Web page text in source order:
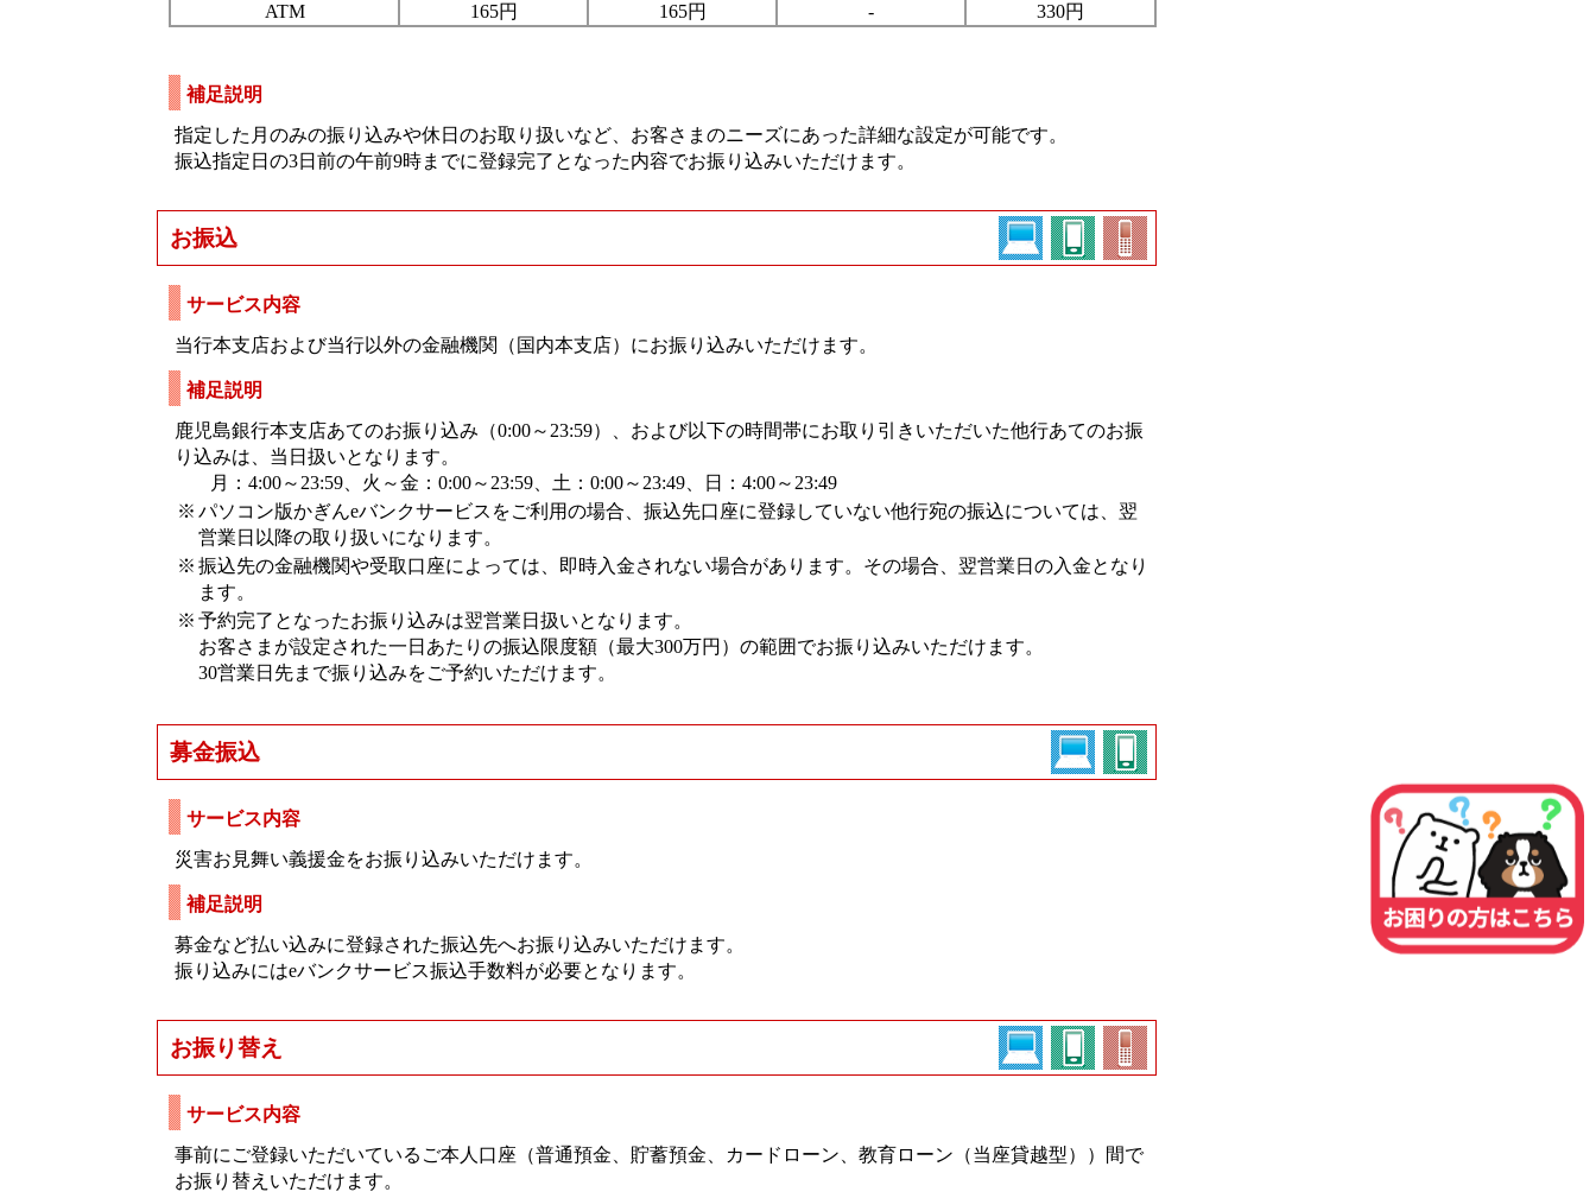
ATM
165円 165円 - 330円
補足説明
指定した月のみの振り込みや休日のお取り扱いなど、お客さまのニーズにあった詳細な設定が可能です。
振込指定日の3日前の午前9時までに登録完了となった内容でお振り込みいただけます。
お振込
サービス内容
当行本支店および当行以外の金融機関（国内本支店）にお振り込みいただけます。
補足説明
鹿児島銀行本支店あてのお振り込み（0:00～23:59）、および以下の時間帯にお取り引きいただいた他行あてのお振
り込みは、当日扱いとなります。
月：4:00～23:59、火～金：0:00～23:59、土：0:00～23:49、日：4:00～23:49
※ パソコン版かぎんeバンクサービスをご利用の場合、振込先口座に登録していない他行宛の振込については、翌
営業日以降の取り扱いになります。
※ 振込先の金融機関や受取口座によっては、即時入金されない場合があります。その場合、翌営業日の入金となり
ます。
※ 予約完了となったお振り込みは翌営業日扱いとなります。
お客さまが設定された一日あたりの振込限度額（最大300万円）の範囲でお振り込みいただけます。
30営業日先まで振り込みをご予約いただけます。
募金振込
サービス内容
災害お見舞い義援金をお振り込みいただけます。
補足説明
募金など払い込みに登録された振込先へお振り込みいただけます。
振り込みにはeバンクサービス振込手数料が必要となります。
お振り替え
サービス内容
事前にご登録いただいているご本人口座（普通預金、貯蓄預金、カードローン、教育ローン（当座貸越型））間で
お振り替えいただけます。